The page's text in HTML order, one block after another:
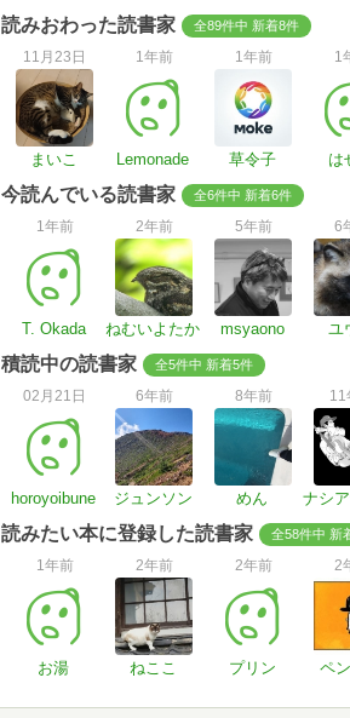
読みおわった読書家 全89件中 新着8件
11月23日
まいこ
1年前
Lemonade
1年前
草令子
1
は
今読んでいる読書家 全6件中 新着6件
1年前
T. Okada
2年前
ねむいよたか
5年前
msyaono
6
ユ
積読中の読書家 全5件中 新着5件
02月21日
horoyoibune
6年前
ジュンソン
8年前
めん
11
読みたい本に登録した読書家 全58件中 新
1年前
お湯
2年前
ねここ
2年前
プリン
2
ペ